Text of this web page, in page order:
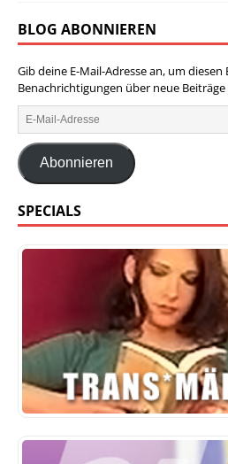
BLOG ABONNIEREN
Gib deine E-Mail-Adresse an, um
Benachrichtigungen über neue
Abonnieren
SPECIALS